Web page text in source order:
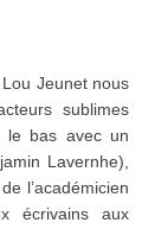
Jeunet nous
sublimes
le bas avec un
Lavernhe),
l’académicien
écrivains aux